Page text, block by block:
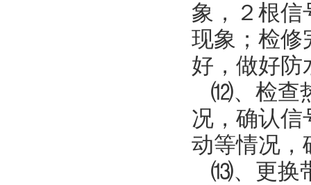
象，２根信
现象；检修
好，做好防
⑿、检查
况，确认信
动等情况，
⒀、更换